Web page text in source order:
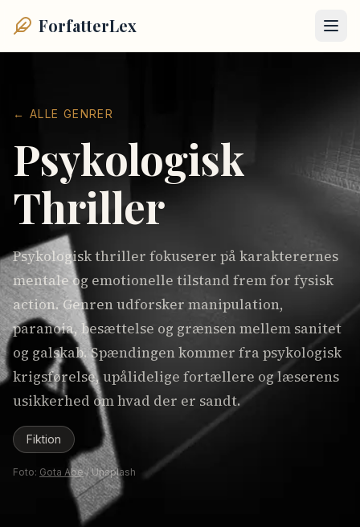
ForfatterLex
← ALLE GENRER
Psykologisk
Thriller
Psykologisk thriller fokuserer på karakterernes
mentale og emotionelle tilstand frem for fysisk
action. Genren udforsker manipulation,
paranoia, besættelse og grænsen mellem sanitet
og galskab. Spændingen kommer fra psykologisk
krigsførelse, upålidelige fortællere og læserens
usikkerhed om hvad der er sandt.
Fiktion
Foto: Gota Abe/ Unsplash